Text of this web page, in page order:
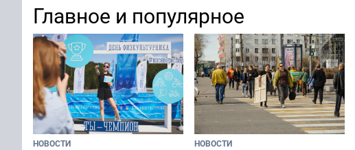
коренных народов мира
Главное и популярное
НОВОСТИ НОВОСТИ